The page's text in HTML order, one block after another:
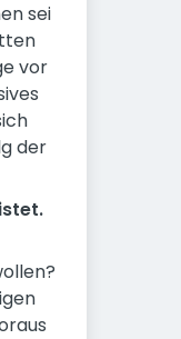
sei
vor
der